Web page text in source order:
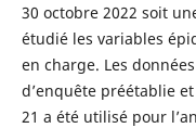
30 octobre 2022 soit
étudié les variables
en charge. Les
d’enquête préétablie
21 a été utilisé pour